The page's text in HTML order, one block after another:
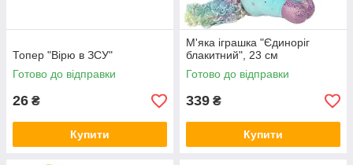
Топер "Вірю в ЗСУ"
Готово до відправки
26 ₴
Купити
М'яка іграшка "Єдиноріг
блакитний", 23 см
Готово до відправки
339 ₴
Купити